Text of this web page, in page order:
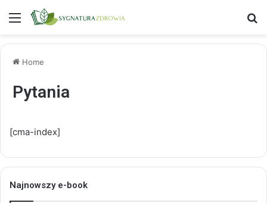
Menu
Home
Pytania
[cma-index]
Najnowszy e-book